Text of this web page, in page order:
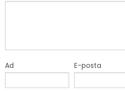
Ad E-posta